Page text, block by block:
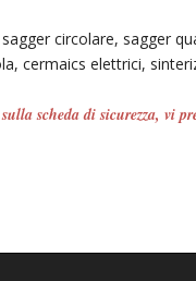
circolare, sagger
cermaics elettrici,
scheda di sicurezza, vi